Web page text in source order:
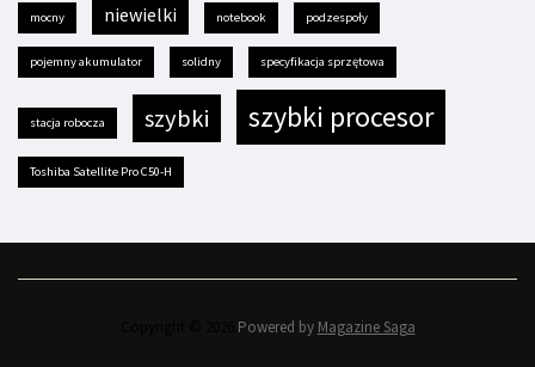
mocny niewielki notebook podzespoły
pojemny akumulator solidny specyfikacja sprzętowa
stacja robocza szybki szybki procesor
Toshiba Satellite Pro C50-H
Powered by Magazine Saga